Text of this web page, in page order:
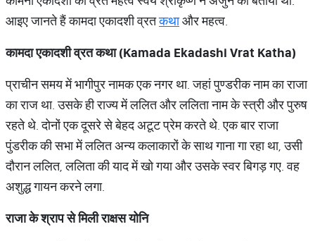
आइए जानते हैं कामदा एकादशी व्रतकथाऔर महत्व.
कामदाएकादशीव्रतकथा(Kamada Ekadashi Vrat Katha)
प्राचीन समय में भागीपुर नामक एक नगर था. जहां पुण्डरीक नाम का राजा
का राज था. उसके ही राज्य में ललित और ललिता नाम के स्त्री और पुरुष
रहते थे. दोनों एक दूसरे से बेहद अटूट प्रेम करते थे. एक बार राजा
पुंडरीक की सभा में ललित अन्य कलाकारों के साथ गाना गा रहा था, उसी
दौरान ललित, ललिता की याद में खो गया और उसके स्वर बिगड़ गए. वह
अशुद्ध गायन करने लगा.
राजाकेश्रापसेमिलीराक्षसयोनि